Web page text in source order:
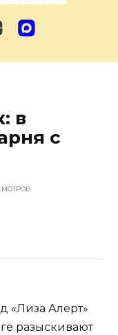
в
с
«Лиза Алерт»
разыскивают